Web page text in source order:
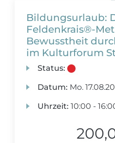
Bildungsurlaub:
Feldenkrais®-
Bewusstheit
im Kulturforum
Status:
Datum: Mo.
Uhrzeit: 10:00 -